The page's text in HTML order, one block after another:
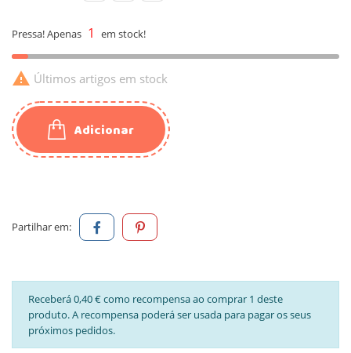
Pressa! Apenas 1 em stock!
 Últimos artigos em stock
Adicionar
Partilhar em:
Receberá 0,40 € como recompensa ao comprar 1 deste
produto. A recompensa poderá ser usada para pagar os seus
próximos pedidos.